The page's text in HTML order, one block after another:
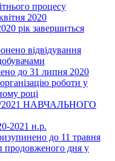
процесу
2020
рік завершиться
відвідування
до 31 липня 2020
роботи у
році
2021 НАВЧАЛЬНОГО
2021 н.р.
до 11 травня
продовженого дня у